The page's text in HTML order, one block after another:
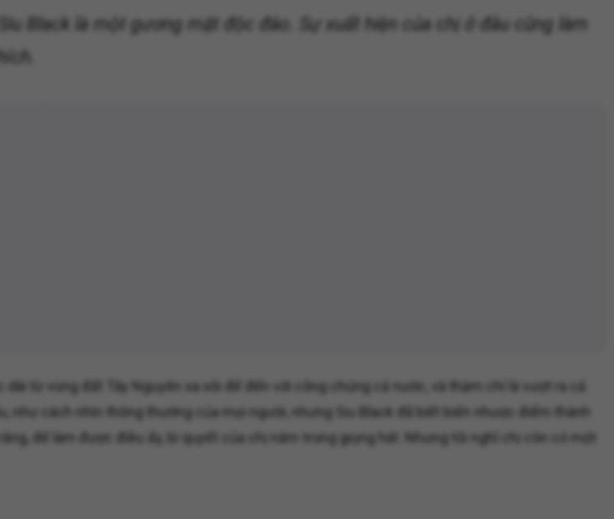
Black là một gương mặt độc đáo. Sự xuất hiện của chị ở đâu cũng làm
từ vùng đất Tây Nguyên xa xôi để đến với công chúng cả nước, và thậm chí là vượt ra cả
như cách nhìn thông thường của mọi người, nhưng Siu Black đã biết biến nhược điểm thành
để làm được điều ấy, bí quyết của chị nằm trong giọng hát. Nhưng tôi nghĩ chị còn có một